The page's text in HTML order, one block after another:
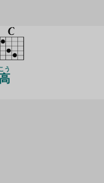
う